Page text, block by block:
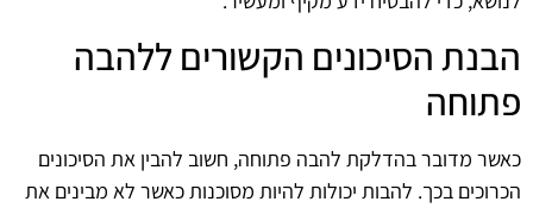
הבנת הסיכונים הקשורים ללהבה
פתוחה
כאשר מדובר בהדלקת להבה פתוחה, חשוב להבין את הסיכונים
הכרוכים בכך. להבות יכולות להיות מסוכנות כאשר לא מבינים את